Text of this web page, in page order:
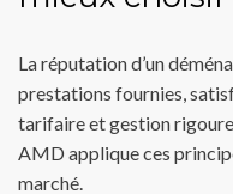
La réputation d’un
prestations fournies,
tarifaire et gestion
AMD applique ces
marché.